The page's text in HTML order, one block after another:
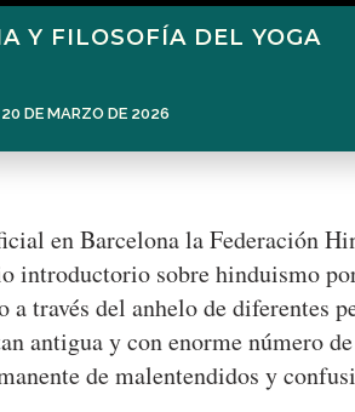
Narén
en Barcelona la Federación
introductorio sobre hinduismo
a través del anhelo de diferentes
antigua y con enorme número
de malentendidos y
Y FILOSOFÍA DEL YOGA
DE MARZO DE 2026